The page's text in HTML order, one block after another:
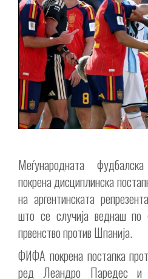
Меѓународната
покрена дисциплинска
на аргентинската
што се случија веднаш по
првенство против Шпанија.
ФИФА покрена постапка
ред Леандро Паредес и